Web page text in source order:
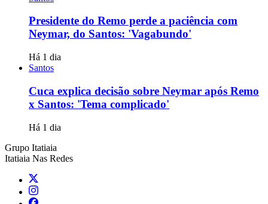
Presidente do Remo perde a paciência com
Neymar, do Santos: 'Vagabundo'
Há 1 dia
Santos
Cuca explica decisão sobre Neymar após Remo
x Santos: 'Tema complicado'
Há 1 dia
Grupo Itatiaia
Itatiaia Nas Redes